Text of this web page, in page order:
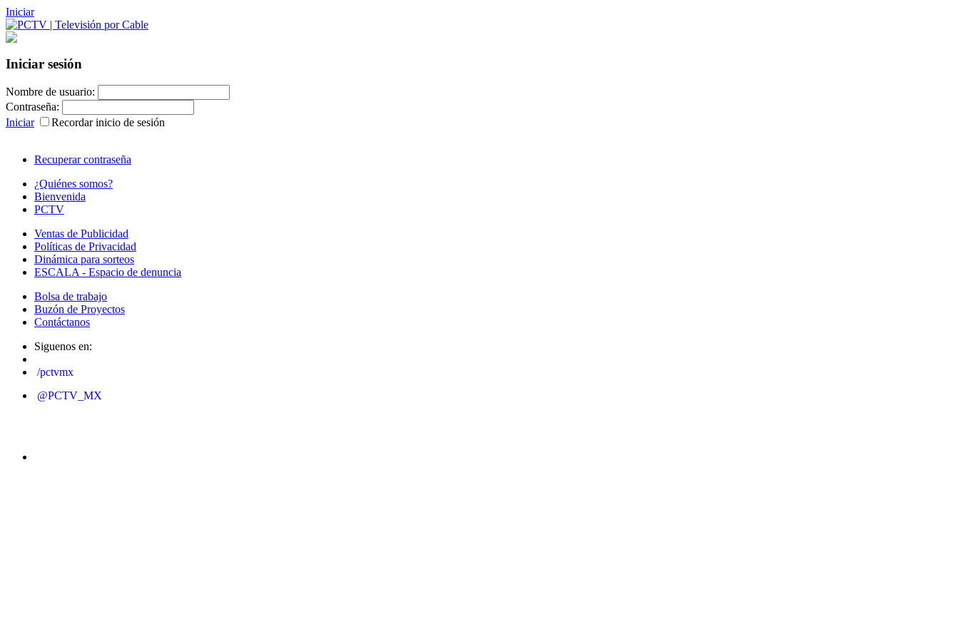
Iniciar
Iniciar sesión
Nombre de usuario:
Contraseña:
Iniciar
Recordar inicio de sesión
Recuperar contraseña
¿Quiénes somos?
Bienvenida
PCTV
Ventas de Publicidad
Políticas de Privacidad
Dinámica para sorteos
ESCALA - Espacio de denuncia
Bolsa de trabajo
Buzón de Proyectos
Contáctanos
Siguenos en:
/pctvmx
@PCTV_MX